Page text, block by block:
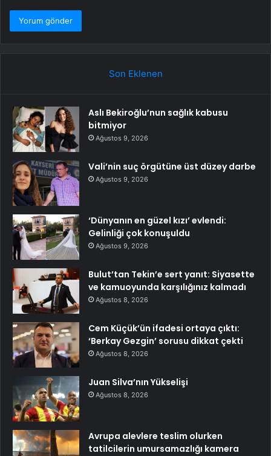
Son Eklenen
Aslı Bekiroğlu’nun sağlık kabusu
bitmiyor
Ağustos 9, 2026
Vali’nin suç örgütüne üst düzey darbe
Ağustos 9, 2026
‘Dünyanın en güzel kızı’ evlendi:
Gelinliği çok konuşuldu
Ağustos 9, 2026
Bulut’tan Tekin’e sert yanıt: Siyasette
ve kamuoyunda karşılığınız kalmadı
Ağustos 8, 2026
Cem Küçük’ün ifadesi ortaya çıktı:
‘Berkay Gezgin’ sorusu dikkat çekti
Ağustos 8, 2026
Juan Silva’nın Yükselişi
Ağustos 8, 2026
Avrupa alevlere teslim olurken
tatilcilerin umursamazlığı kamera